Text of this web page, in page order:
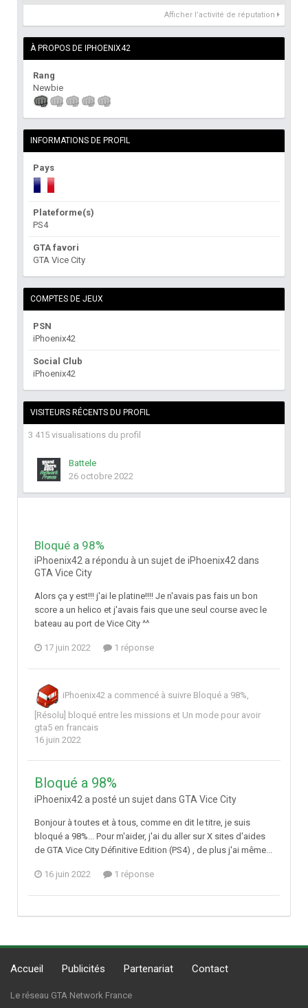
Afficher l’activité de réputation
À PROPOS DE IPHOENIX42
Rang
Newbie
INFORMATIONS DE PROFIL
Pays
Plateforme(s)
PS4
GTA favori
GTA Vice City
COMPTES DE JEUX
PSN
iPhoenix42
Social Club
iPhoenix42
VISITEURS RÉCENTS DU PROFIL
3 415 visualisations du profil
Battele
26 octobre 2022
Bloqué a 98%
iPhoenix42 a répondu à un sujet de iPhoenix42 dans
GTA Vice City
Alors ça y est!!! j'ai le platine!!!! Je n'avais pas fais un bon
score a un helico et j'avais fais que une seul course avec le
bateau au port de Vice City ^^
17 juin 2022 1 réponse
iPhoenix42 a commencé à suivre Bloqué a 98%,
[Résolu] bloqué entre les missions et Un mode pour avoir
gta5 en francais
16 juin 2022
Bloqué a 98%
iPhoenix42 a posté un sujet dans GTA Vice City
Bonjour à toutes et à tous, comme en dit le titre, je suis
bloqué a 98%... Pour m'aider, j'ai du aller sur X sites d'aides
de GTA Vice City Définitive Edition (PS4) , de plus j'ai même...
16 juin 2022 1 réponse
Accueil Publicités Partenariat Contact
Le réseau GTA Network France